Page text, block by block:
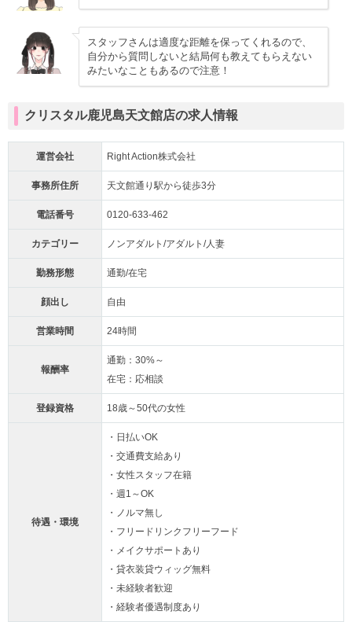
スタッフさんは適度な距離を保ってくれるので、
自分から質問しないと結局何も教えてもらえない
みたいなこともあるので注意！
クリスタル鹿児島天文館店の求人情報
運営会社 Right Action株式会社
事務所住所 天文館通り駅から徒歩3分
電話番号 0120-633-462
カテゴリー ノンアダルト/アダルト/人妻
勤務形態 通勤/在宅
顔出し 自由
営業時間 24時間
報酬率
通勤：30%～
在宅：応相談
登録資格 18歳～50代の女性
待遇・環境
・日払いOK
・交通費支給あり
・女性スタッフ在籍
・週1～OK
・ノルマ無し
・フリードリンクフリーフード
・メイクサポートあり
・貸衣装貸ウィッグ無料
・未経験者歓迎
・経験者優遇制度あり